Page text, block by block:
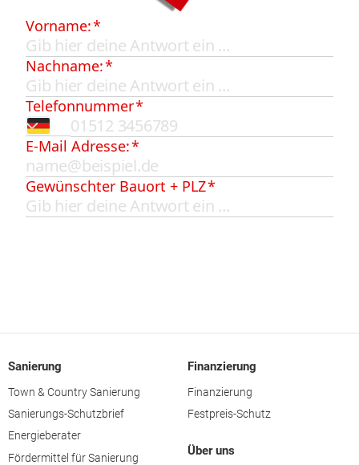
Sanierung
Town & Country Sanierung
Sanierungs-Schutzbrief
Energieberater
Fördermittel für Sanierung
Finanzierung
Finanzierung
Festpreis-Schutz
Über uns